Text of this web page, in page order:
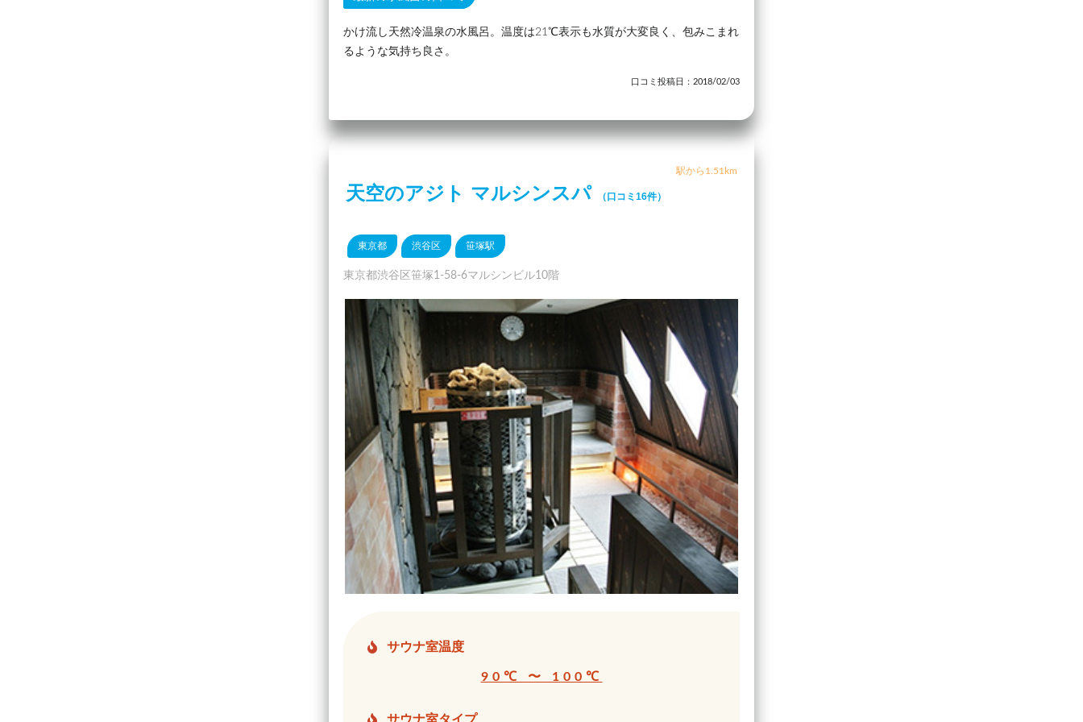
かけ流し天然冷温泉の水風呂。温度は21℃表示も水質が大変良く、包みこまれ
るような気持ち良さ。
口コミ投稿日：2018/02/03
駅から1.51km
天空のアジト マルシンスパ （口コミ16件）
東京都 渋谷区 笹塚駅
東京都渋谷区笹塚1-58-6マルシンビル10階
サウナ室温度
90℃ 〜 100℃